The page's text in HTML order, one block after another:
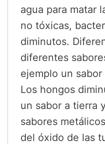
agua para matar
no tóxicas,
diminutos.
diferentes
ejemplo un
Los hongos
un sabor a tierra
sabores
del óxido de las